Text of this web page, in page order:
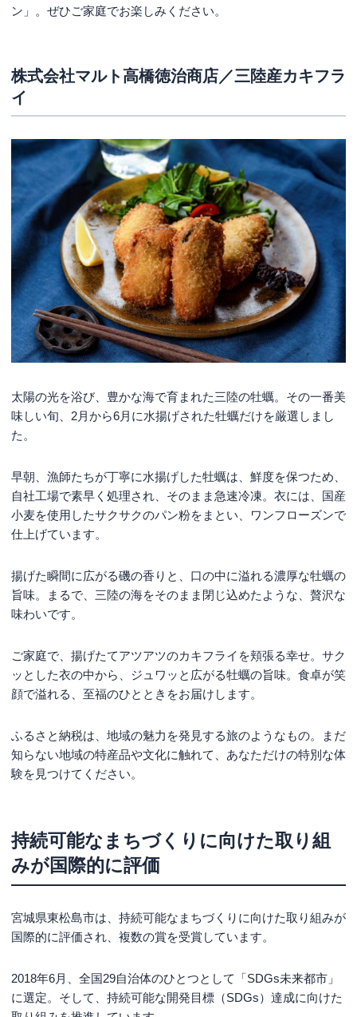
ン」。ぜひご家庭でお楽しみください。
株式会社マルト高橋徳治商店／三陸産カキフラ
イ
太陽の光を浴び、豊かな海で育まれた三陸の牡蠣。その一番美
味しい旬、2月から6月に水揚げされた牡蠣だけを厳選しまし
た。
早朝、漁師たちが丁寧に水揚げした牡蠣は、鮮度を保つため、
自社工場で素早く処理され、そのまま急速冷凍。衣には、国産
小麦を使用したサクサクのパン粉をまとい、ワンフローズンで
仕上げています。
揚げた瞬間に広がる磯の香りと、口の中に溢れる濃厚な牡蠣の
旨味。まるで、三陸の海をそのまま閉じ込めたような、贅沢な
味わいです。
ご家庭で、揚げたてアツアツのカキフライを頬張る幸せ。サク
ッとした衣の中から、ジュワッと広がる牡蠣の旨味。食卓が笑
顔で溢れる、至福のひとときをお届けします。
ふるさと納税は、地域の魅力を発見する旅のようなもの。まだ
知らない地域の特産品や文化に触れて、あなただけの特別な体
験を見つけてください。
持続可能なまちづくりに向けた取り組
みが国際的に評価
宮城県東松島市は、持続可能なまちづくりに向けた取り組みが
国際的に評価され、複数の賞を受賞しています。
2018年6月、全国29自治体のひとつとして「SDGs未来都市」
に選定。そして、持続可能な開発目標（SDGs）達成に向けた